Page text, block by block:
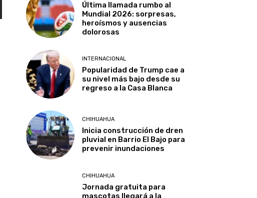
Última llamada rumbo al
Mundial 2026: sorpresas,
heroísmos y ausencias
dolorosas
INTERNACIONAL
Popularidad de Trump cae a
su nivel más bajo desde su
regreso a la Casa Blanca
CHIHUAHUA
Inicia construcción de dren
pluvial en Barrio El Bajo para
prevenir inundaciones
CHIHUAHUA
Jornada gratuita para
mascotas llegará a la